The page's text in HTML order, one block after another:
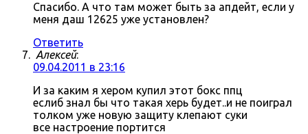
Спасибо. А что там может быть за апдейт, если у
меня даш 12625 уже установлен?
Ответить
Алексей:
09.04.2011 в 23:16
И за каким я хером купил этот бокс ппц
еслиб знал бы что такая херь будет..и не поиграл
толком уже новую защиту клепают суки
все настроение портится